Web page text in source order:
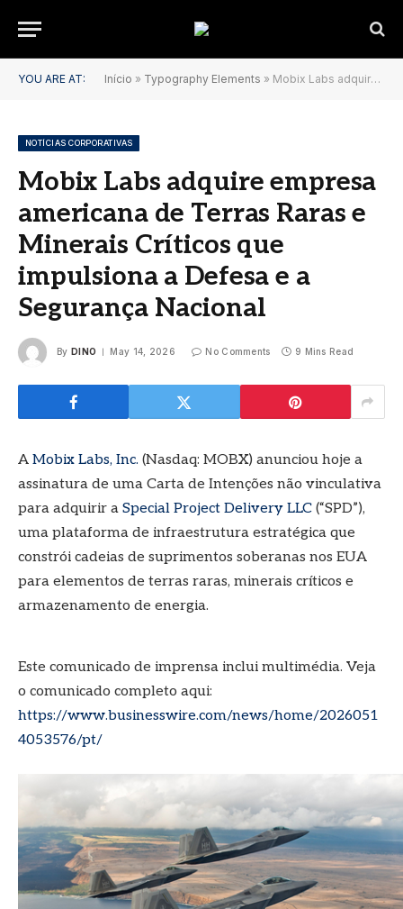
YOU ARE AT: Início » Typography Elements » Mobix Labs adquire empresa americana de Terras Raras e Minerais Críticos que impulsiona a Defesa e a Segurança Nacional
NOTÍCIAS CORPORATIVAS
Mobix Labs adquire empresa
americana de Terras Raras e
Minerais Críticos que
impulsiona a Defesa e a
Segurança Nacional
By DINO May 14, 2026 No Comments 9 Mins Read
A Mobix Labs, Inc. (Nasdaq: MOBX) anunciou hoje a
assinatura de uma Carta de Intenções não vinculativa
para adquirir a Special Project Delivery LLC (“SPD”),
uma plataforma de infraestrutura estratégica que
constrói cadeias de suprimentos soberanas nos EUA
para elementos de terras raras, minerais críticos e
armazenamento de energia.
Este comunicado de imprensa inclui multimédia. Veja
o comunicado completo aqui:
https://www.businesswire.com/news/home/2026051
4053576/pt/